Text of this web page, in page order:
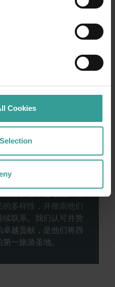
Cookies
景的史诗级旅途中体
繁荣的文化中心——珀
市的自然景点和匠心独
行奉上田园诗般的开
住民是西澳大利亚的
任长老表达敬意。我
多样性，并推崇他们
联系。我们认可并赞
越贡献，是他们将西
一旅游圣地。